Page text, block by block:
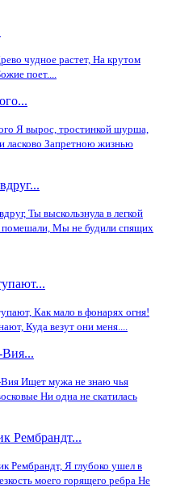
чудное растет, На крутом
поет....
Я вырос, тростинкой шурша,
ласково Запретною жизнью
Ты выскользнула в легкой
Мы не будили спящих
Как мало в фонарях огня!
Куда везут они меня....
Вия...
Ищет мужа не знаю чья
Ни одна не скатилась
Рембрандт...
Рембрандт, Я глубоко ушел в
моего горящего ребра Не